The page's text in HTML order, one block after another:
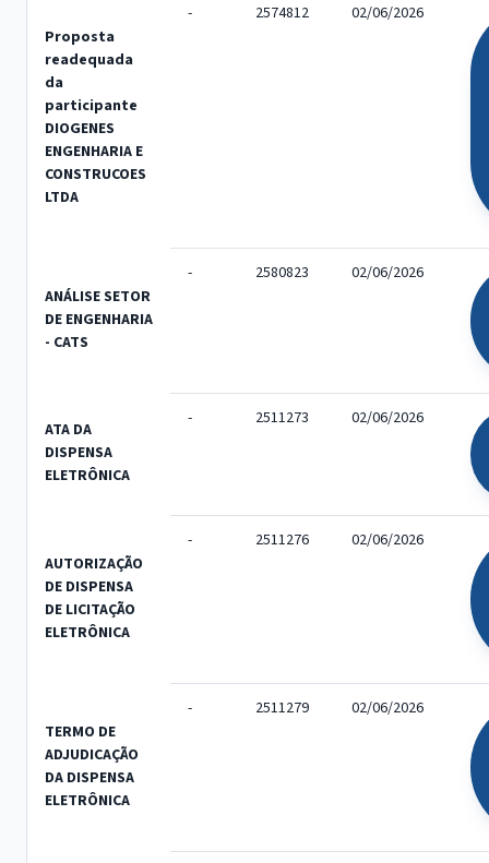
Proposta
readequada
da
participante
DIOGENES
ENGENHARIA E
CONSTRUCOES
LTDA
- 2574812 02/06/2026
ANÁLISE SETOR
DE ENGENHARIA
- CATS
- 2580823 02/06/2026
ATA DA
DISPENSA
ELETRÔNICA
- 2511273 02/06/2026
AUTORIZAÇÃO
DE DISPENSA
DE LICITAÇÃO
ELETRÔNICA
- 2511276 02/06/2026
TERMO DE
ADJUDICAÇÃO
DA DISPENSA
ELETRÔNICA
- 2511279 02/06/2026